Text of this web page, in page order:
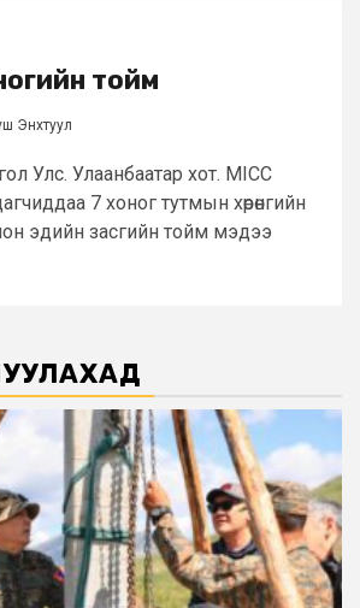
тойм
Энхтуул
Улс. Улаанбаатар хот. MICC
7 хоног тутмын хөрөнгийн
эдийн засгийн тойм мэдээ